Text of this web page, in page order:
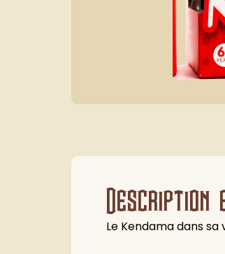
Le Kendama dans